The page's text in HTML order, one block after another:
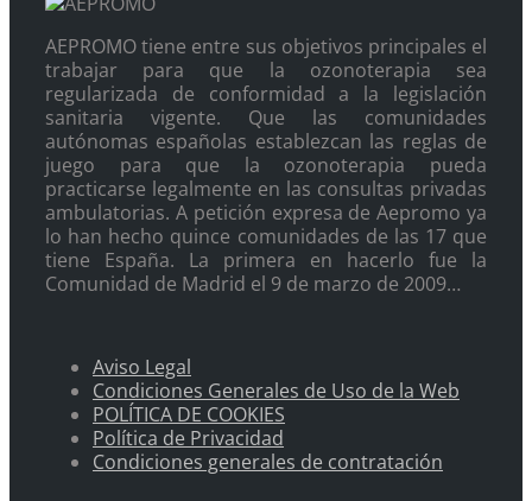
AEPROMO tiene entre sus objetivos principales el
trabajar para que la ozonoterapia sea
regularizada de conformidad a la legislación
sanitaria vigente. Que las comunidades
autónomas españolas establezcan las reglas de
juego para que la ozonoterapia pueda
practicarse legalmente en las consultas privadas
ambulatorias. A petición expresa de Aepromo ya
lo han hecho quince comunidades de las 17 que
tiene España. La primera en hacerlo fue la
Comunidad de Madrid el 9 de marzo de 2009…
Aviso Legal
Condiciones Generales de Uso de la Web
POLÍTICA DE COOKIES
Política de Privacidad
Condiciones generales de contratación